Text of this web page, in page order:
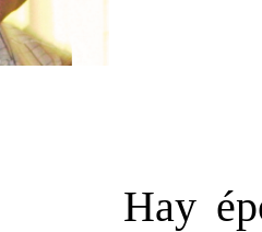
Hay